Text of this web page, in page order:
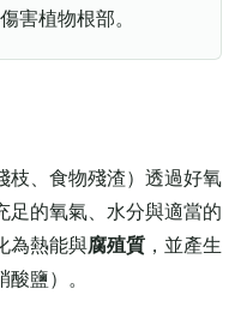
害植物根部。
枝、食物殘渣）透過好氧
足的氧氣、水分與適當的
為熱能與腐殖質 ，並產生
鹽）。